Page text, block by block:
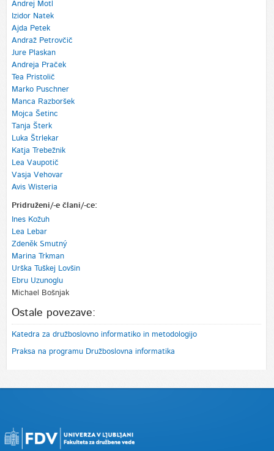
Andrej Motl
Izidor Natek
Ajda Petek
Andraž Petrovčič
Jure Plaskan
Andreja Praček
Tea Pristolič
Marko Puschner
Manca Razboršek
Mojca Šetinc
Tanja Šterk
Luka Štrlekar
Katja Trebežnik
Lea Vaupotič
Vasja Vehovar
Avis Wisteria
Pridruženi/-e člani/-ce:
Ines Kožuh
Lea Lebar
Zdeněk Smutný
Marina Trkman
Urška Tuškej Lovšin
Ebru Uzunoglu
Michael Bošnjak
Ostale povezave:
Katedra za družboslovno informatiko in metodologijo
Praksa na programu Družboslovna informatika